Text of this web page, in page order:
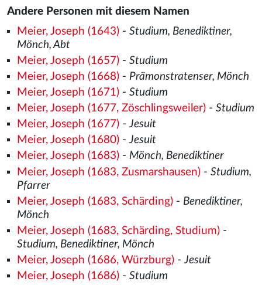
Andere Personen mit diesem Namen
Meier, Joseph (1643)- Studium, Benediktiner,
Mönch, Abt
Meier, Joseph (1657)- Studium
Meier, Joseph (1668)- Prämonstratenser, Mönch
Meier, Joseph (1671)- Studium
Meier, Joseph (1677, Zöschlingsweiler)- Studium
Meier, Joseph (1677)-Jesuit
Meier, Joseph (1680)-Jesuit
Meier, Joseph (1683)- Mönch, Benediktiner
Meier, Joseph (1683, Zusmarshausen)- Studium,
Pfarrer
Meier, Joseph (1683, Schärding)- Benediktiner,
Mönch
Meier, Joseph (1683, Schärding, Studium)-
Studium, Benediktiner, Mönch
Meier, Joseph (1686, Würzburg)- Jesuit
Meier, Joseph (1686)- Studium